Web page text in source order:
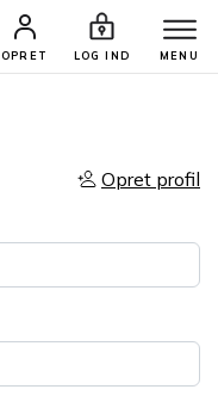
OPRET LOG IND MENU
Opret profil